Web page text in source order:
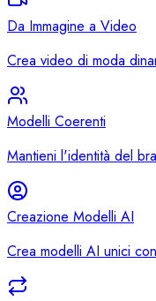
Da Immagine a Video
Crea video di moda
Modelli Coerenti
Mantieni l'identità del
Creazione Modelli AI
Crea modelli AI unici